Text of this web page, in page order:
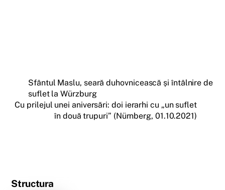
Sfântul Maslu, seară duhovnicească și întâlnire de
suflet la Würzburg
Cu prilejul unei aniversări: doi ierarhi cu „un suflet
în două trupuri” (Nürnberg, 01.10.2021)
Structura